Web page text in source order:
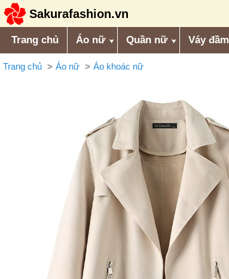
Sakurafashion.vn
Trang chủ Áo nữ Quần nữ Váy đầm
Trang chủ Áo nữ Áo khoác nữ